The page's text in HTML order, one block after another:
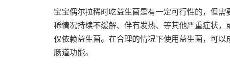
宝宝偶尔拉稀时吃益生菌是有一定可行性的，但
稀情况持续不缓解、伴有发热、等其他严重症状
仅依赖益生菌。在合理的情况下使用益生菌，可
肠道功能。